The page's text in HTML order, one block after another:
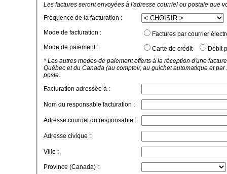
Les factures seront envoyées à l'adresse courriel ou postale que
Fréquence de la facturation :
Mode de facturation :
Factures par courrier
Mode de paiement :
Carte de crédit
Débit
* Les autres modes de paiement offerts à la réception d'une
Québec et du Canada (au comptoir, au guichet automatique et
poste.
Facturation adressée à :
Nom du responsable facturation :
Adresse courriel du responsable :
Adresse civique :
Ville :
Province (Canada) :